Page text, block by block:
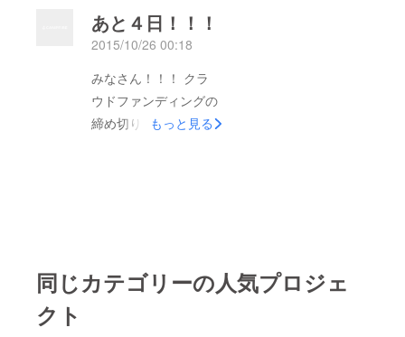
が通う高崎経済大学で
学祭"三扇祭"が行われ
ます。 そこで私たち
販売甲子園の模擬店も
出展させていただきま
お待ちしております！
い！」 「運営側にい
る私たちが一番近く
で、高校生の成長、ま
た販売甲子園を開催す
ることで高崎に多くの
です。実行委員もいろ
いろな考えの人がい
あと４日！！！
2015/10/26 00:18
みなさん！！！ クラ
ウドファンディングの
締め切りまであと４日
ものご支援をいただく
もっと見る
同じカテゴリーの人気プロジェ
クト